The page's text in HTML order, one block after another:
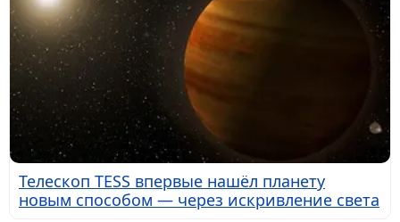
Телескоп TESS впервые нашёл планету
новым способом — через искривление света